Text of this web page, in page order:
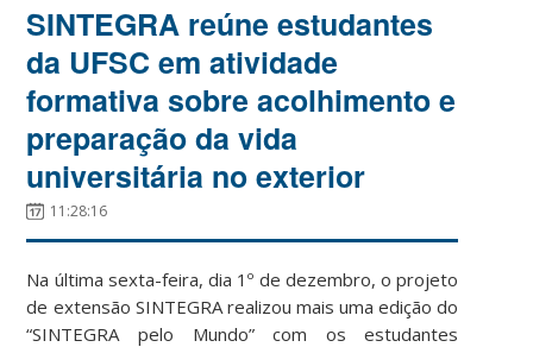
SINTEGRA reúne estudantes
da UFSC em atividade
formativa sobre acolhimento e
preparação da vida
universitária no exterior
11:28:16
Na última sexta-feira, dia 1º de dezembro, o projeto
de extensão SINTEGRA realizou mais uma edição do
“SINTEGRA pelo Mundo” com os estudantes